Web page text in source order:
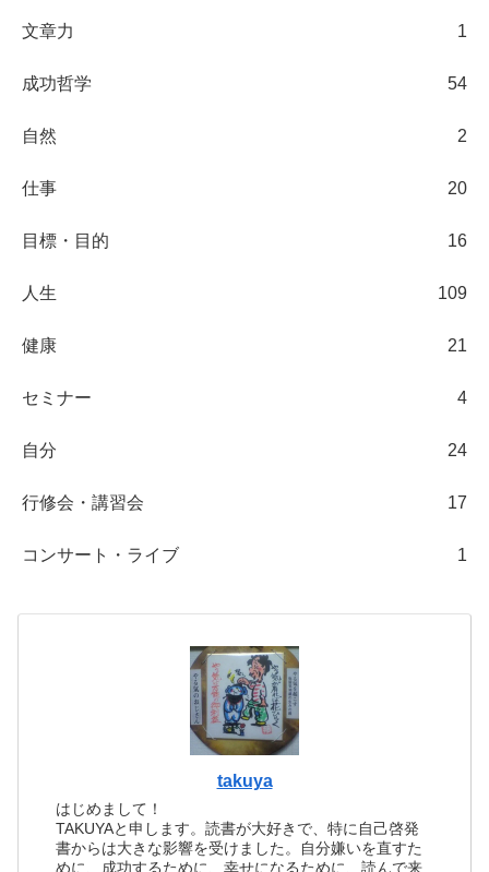
文章力 1
成功哲学 54
自然 2
仕事 20
目標・目的 16
人生 109
健康 21
セミナー 4
自分 24
行修会・講習会 17
コンサート・ライブ 1
takuya
はじめまして！
TAKUYAと申します。読書が大好きで、特に自己啓発
書からは大きな影響を受けました。自分嫌いを直すた
めに、成功するために、幸せになるために、読んで来